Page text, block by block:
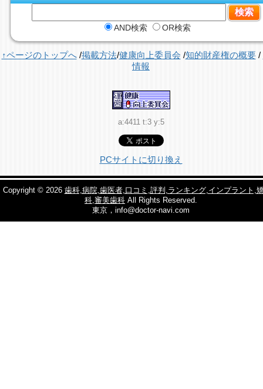
AND検索 OR検索
↑ページのトップへ/掲載方法/健康向上委員会 /知的財産権の概要/
情報
a:4411 t:3 y:5
PCサイトに切り換え
Copyright © 2026 歯科,病院,歯医者,口コミ,評判,ランキング,インプラント,
科,審美歯科 All Rights Reserved.
東京，info@doctor-navi.com